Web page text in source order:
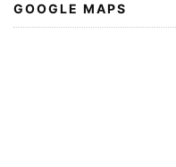
GOOGLE MAPS